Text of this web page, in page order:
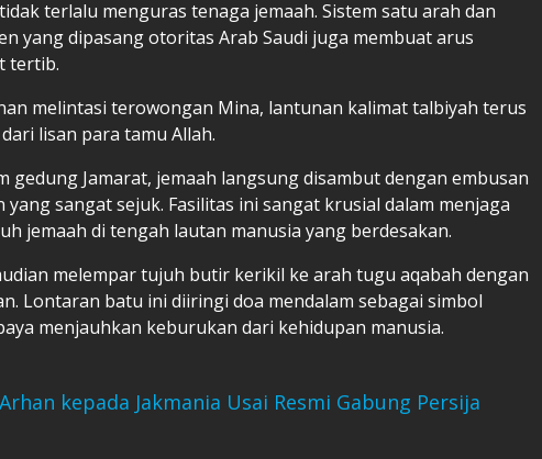
terlalu menguras tenaga jemaah. Sistem satu arah dan
yang dipasang otoritas Arab Saudi juga membuat arus
tertib.
melintasi terowongan Mina, lantunan kalimat talbiyah terus
lisan para tamu Allah.
gedung Jamarat, jemaah langsung disambut dengan embusan
sangat sejuk. Fasilitas ini sangat krusial dalam menjaga
jemaah di tengah lautan manusia yang berdesakan.
melempar tujuh butir kerikil ke arah tugu aqabah dengan
Lontaran batu ini diiringi doa mendalam sebagai simbol
menjauhkan keburukan dari kehidupan manusia.
kepada Jakmania Usai Resmi Gabung Persija